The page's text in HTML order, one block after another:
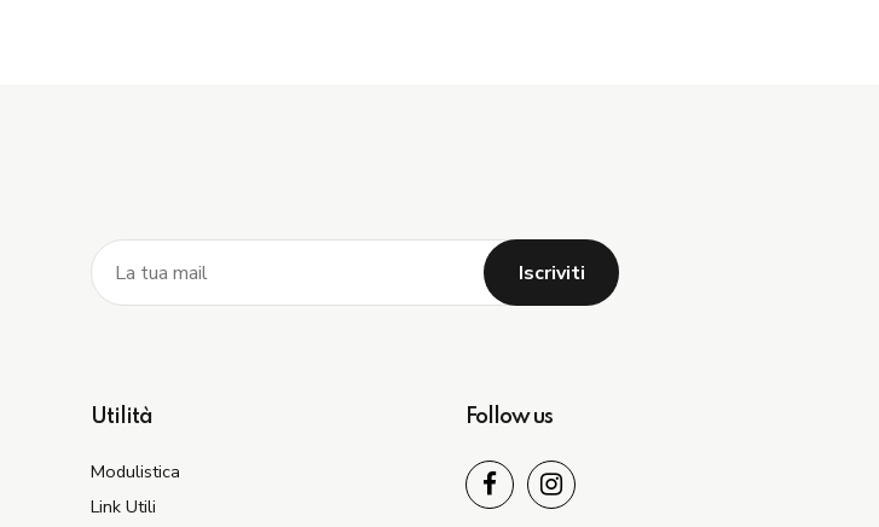
Utilità
Modulistica
Link Utili
Follow us